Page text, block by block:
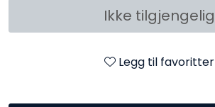
Ikke tilgjengelig
Legg til favoritter